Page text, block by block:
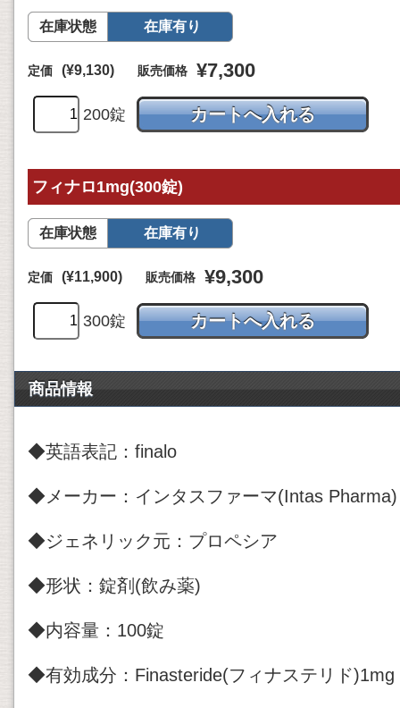
在庫状態 在庫有り
定価 (¥9,130) 販売価格 ¥7,300
200錠
フィナロ1mg(300錠)
在庫状態 在庫有り
定価 (¥11,900) 販売価格 ¥9,300
300錠
商品情報
◆英語表記：finalo
◆メーカー：インタスファーマ(Intas Pharma)
◆ジェネリック元：プロペシア
◆形状：錠剤(飲み薬)
◆内容量：100錠
◆有効成分：Finasteride(フィナステリド)1mg